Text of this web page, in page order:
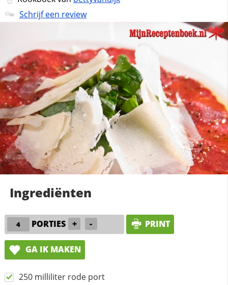
Schrijf een review
Ingrediënten
PORTIES + - PRINT
GA IK MAKEN
250 milliliter rode port